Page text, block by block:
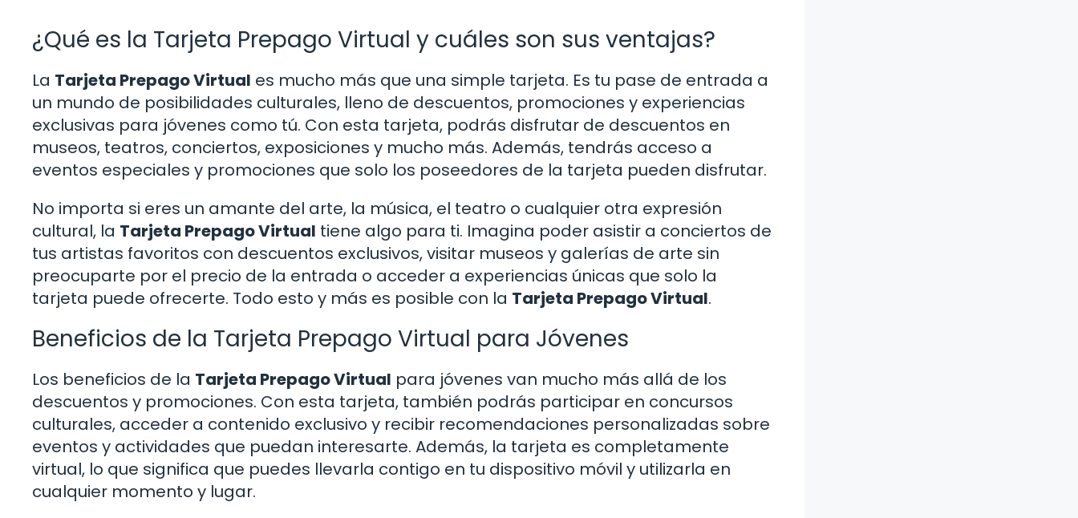
¿Qué es la Tarjeta Prepago Virtual y cuáles son sus ventajas?
La Tarjeta Prepago Virtual es mucho más que una simple tarjeta. Es tu pase de entrada a
un mundo de posibilidades culturales, lleno de descuentos, promociones y experiencias
exclusivas para jóvenes como tú. Con esta tarjeta, podrás disfrutar de descuentos en
museos, teatros, conciertos, exposiciones y mucho más. Además, tendrás acceso a
eventos especiales y promociones que solo los poseedores de la tarjeta pueden disfrutar.
No importa si eres un amante del arte, la música, el teatro o cualquier otra expresión
cultural, la Tarjeta Prepago Virtual tiene algo para ti. Imagina poder asistir a conciertos de
tus artistas favoritos con descuentos exclusivos, visitar museos y galerías de arte sin
preocuparte por el precio de la entrada o acceder a experiencias únicas que solo la
tarjeta puede ofrecerte. Todo esto y más es posible con la Tarjeta Prepago Virtual.
Beneficios de la Tarjeta Prepago Virtual para Jóvenes
Los beneficios de la Tarjeta Prepago Virtual para jóvenes van mucho más allá de los
descuentos y promociones. Con esta tarjeta, también podrás participar en concursos
culturales, acceder a contenido exclusivo y recibir recomendaciones personalizadas sobre
eventos y actividades que puedan interesarte. Además, la tarjeta es completamente
virtual, lo que significa que puedes llevarla contigo en tu dispositivo móvil y utilizarla en
cualquier momento y lugar.